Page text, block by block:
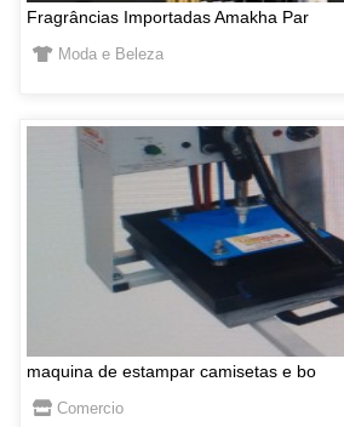
Fragrâncias Importadas Amakha Par
Moda e Beleza
maquina de estampar camisetas e bo
Comercio